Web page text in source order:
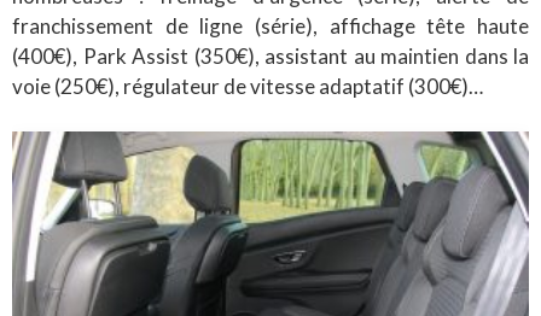
franchissement de ligne (série), affichage tête haute
(400€), Park Assist (350€), assistant au maintien dans la
voie (250€), régulateur de vitesse adaptatif (300€)…